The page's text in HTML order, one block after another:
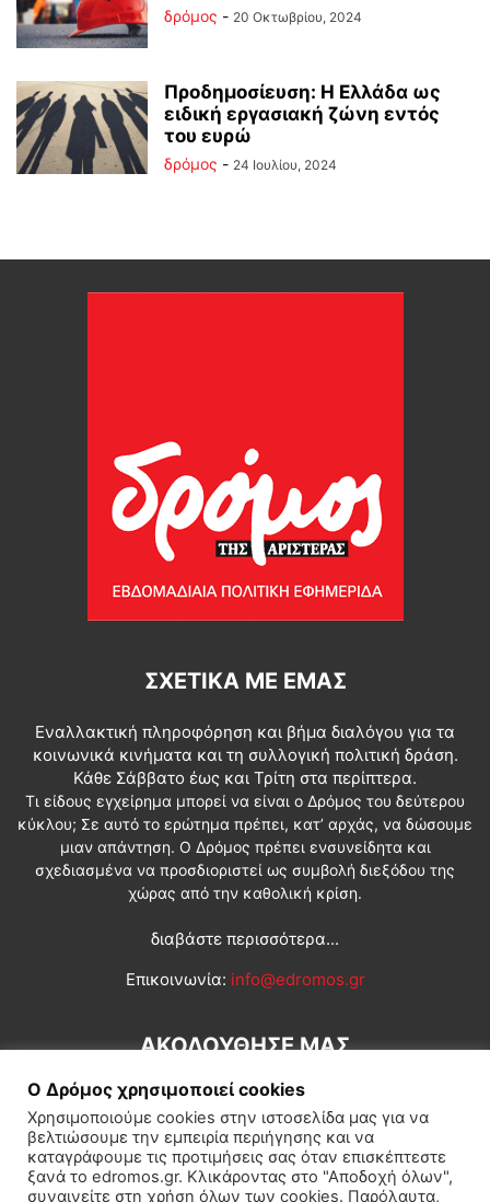
δρόμος - 20 Οκτωβρίου, 2024
Προδημοσίευση: Η Ελλάδα ως
ειδική εργασιακή ζώνη εντός
του ευρώ
δρόμος - 24 Ιουλίου, 2024
ΣΧΕΤΙΚΆ ΜΕ ΕΜΆΣ
Εναλλακτική πληροφόρηση και βήμα διαλόγου για τα
κοινωνικά κινήματα και τη συλλογική πολιτική δράση.
Κάθε Σάββατο έως και Τρίτη στα περίπτερα.
Τι είδους εγχείρημα μπορεί να είναι ο Δρόμος του δεύτερου
κύκλου; Σε αυτό το ερώτημα πρέπει, κατ’ αρχάς, να δώσουμε
μιαν απάντηση. Ο Δρόμος πρέπει ενσυνείδητα και
σχεδιασμένα να προσδιοριστεί ως συμβολή διεξόδου της
χώρας από την καθολική κρίση.
διαβάστε περισσότερα...
Επικοινωνία: info@edromos.gr
ΑΚΟΛΟΥΘΗΣΕ ΜΑΣ
Ο Δρόμος χρησιμοποιεί cookies
Χρησιμοποιούμε cookies στην ιστοσελίδα μας για να
βελτιώσουμε την εμπειρία περιήγησης και να
καταγράφουμε τις προτιμήσεις σας όταν επισκέπτεστε
ξανά το edromos.gr. Κλικάροντας στο "Αποδοχή όλων",
συναινείτε στη χρήση όλων των cookies. Παρόλαυτα,